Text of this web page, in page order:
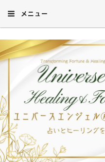
メニュー